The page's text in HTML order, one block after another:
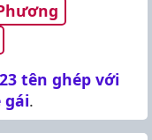
tên ghép với
gái.